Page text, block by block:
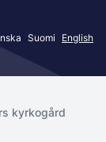
Suomi English
kyrkogård